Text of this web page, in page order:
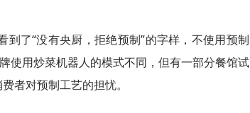
到了“没有央厨，拒绝预制”的字样，不使用预制
使用炒菜机器人的模式不同，但有一部分餐馆试
者对预制工艺的担忧。